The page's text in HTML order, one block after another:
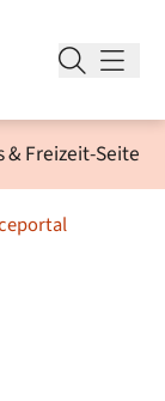
& Freizeit-Seite